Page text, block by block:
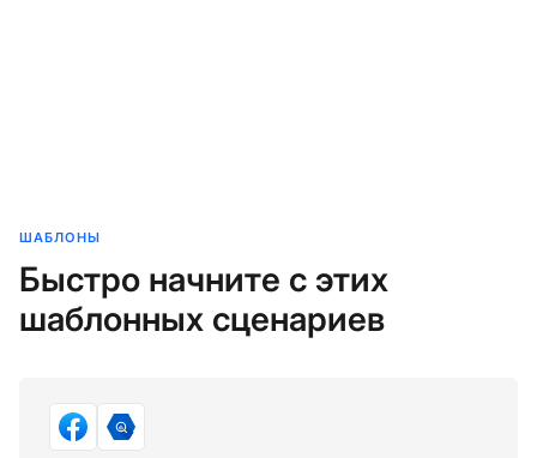
ШАБЛОНЫ
Быстро начните с этих
шаблонных сценариев